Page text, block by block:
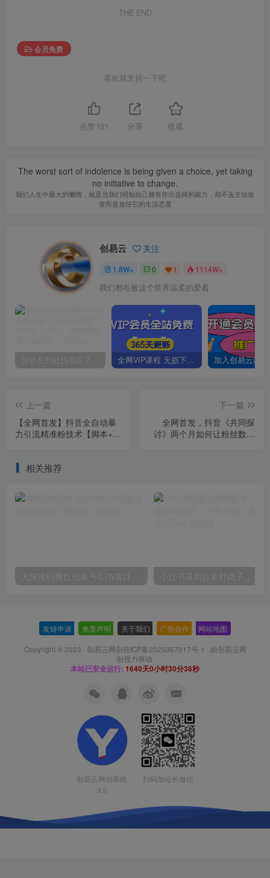
THE END
会员免费
喜欢就支持一下吧
点赞 121 分享 收藏
The worst sort of indolence is being given a choice, yet taking
no initiative to change.
我们人生中最大的懒惰，就是当我们明知自己拥有作出选择的能力，却不去主动改
变而是放任它的生活态度
创易云 关注
1.8W+ 0 1 1114W+
我们都在被这个世界温柔的爱着
你还在到处找项目？还在当韭菜？我靠卖项目一个月收入5万+，曾经我也是个失败者。 全网VIP课程 无损下载~
上一篇
【全网首发】抖音全自动暴
力引流精准粉技术【脚本+教
下一篇
全网首发，抖音《共同探
讨》两个月如何让粉丝数从
相关推荐
无限接码撸红包单号0.75项目无偿分享给你【揭秘】
友链申请 免责声明 关于我们 广告合作 网站地图
Copyright © 2023 · 创易云网创桂ICP备2025057017号-1 · 由创易云网
创强力驱动.
本站已安全运行: 1640天0小时30分38秒
创易云网创系统
3.0
扫码加站长微信